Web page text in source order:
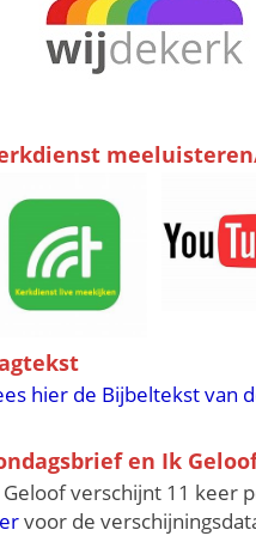
hier de Bijbeltekst van
en Ik
Geloof verschijnt 11 keer
voor de